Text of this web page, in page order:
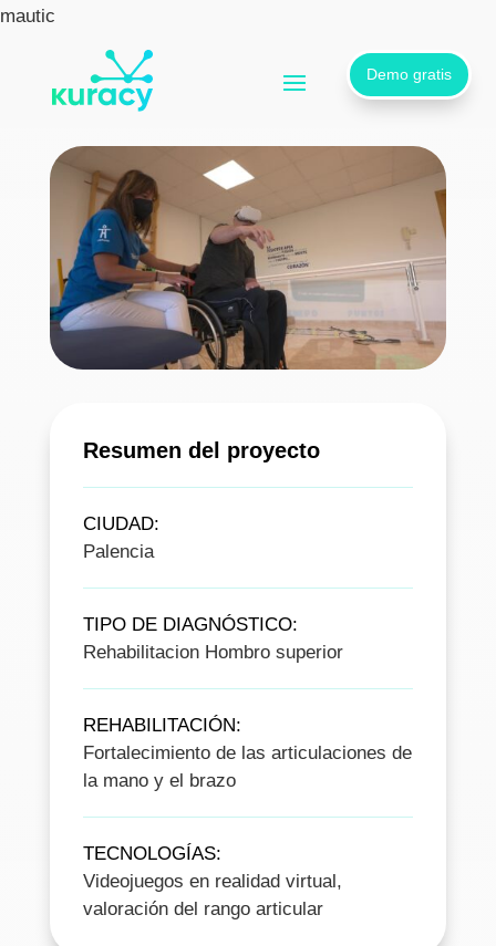
mautic
Demo gratis
Implantación en Cocemfecyl
Resumen del proyecto
CIUDAD:
Palencia
TIPO DE DIAGNÓSTICO:
Rehabilitacion Hombro superior
REHABILITACIÓN:
Fortalecimiento de las articulaciones de
la mano y el brazo
TECNOLOGÍAS:
Videojuegos en realidad virtual,
valoración del rango articular